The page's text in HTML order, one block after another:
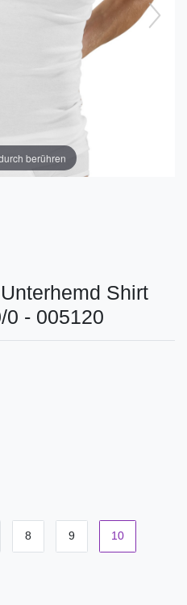
berühren
Shirt
0 - 005120
8 9 10